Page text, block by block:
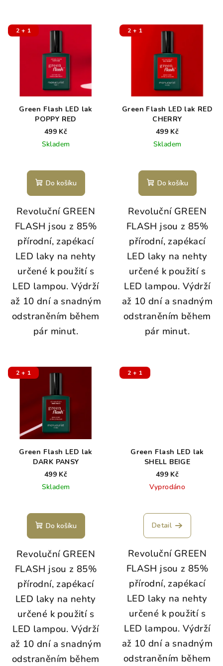
2 + 1
Green Flash LED lak
POPPY RED
499 Kč
Skladem
Do košíku
Revoluční GREEN
FLASH jsou z 85%
přírodní, zapékací
LED laky na nehty
určené k použití s
LED lampou. Výdrží
až 10 dní a snadným
odstraněním během
pár minut.
2 + 1
Green Flash LED lak RED
CHERRY
499 Kč
Skladem
Do košíku
Revoluční GREEN
FLASH jsou z 85%
přírodní, zapékací
LED laky na nehty
určené k použití s
LED lampou. Výdrží
až 10 dní a snadným
odstraněním během
pár minut.
2 + 1
Green Flash LED lak
DARK PANSY
499 Kč
Skladem
Do košíku
Revoluční GREEN
FLASH jsou z 85%
přírodní, zapékací
LED laky na nehty
určené k použití s
LED lampou. Výdrží
až 10 dní a snadným
odstraněním během
2 + 1
Green Flash LED lak
SHELL BEIGE
499 Kč
Vyprodáno
Detail
Revoluční GREEN
FLASH jsou z 85%
přírodní, zapékací
LED laky na nehty
určené k použití s
LED lampou. Výdrží
až 10 dní a snadným
odstraněním během